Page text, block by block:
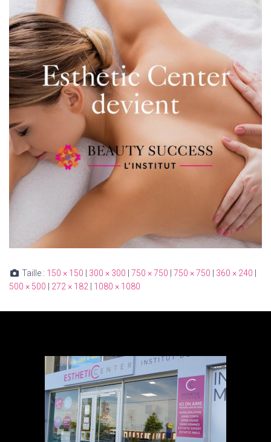
Taille : 150 × 150 300 × 300 750 × 750 750 × 750 360 × 240
500 × 500
272 × 182 1080 × 1080